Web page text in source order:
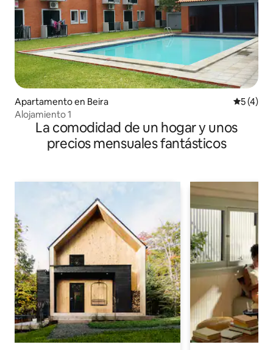
Apartamento en Beira
5 (4)
Alojamiento 1
La comodidad de un hogar y unos
precios mensuales fantásticos